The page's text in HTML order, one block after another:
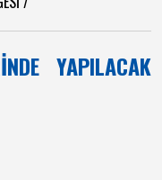
YAPILACAK